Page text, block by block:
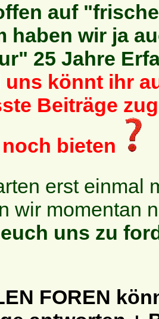
auf
haben wir ja
25 Jahre
uns könnt ihr
Beiträge
bieten
erst einmal
wir momentan
uns zu
FOREN